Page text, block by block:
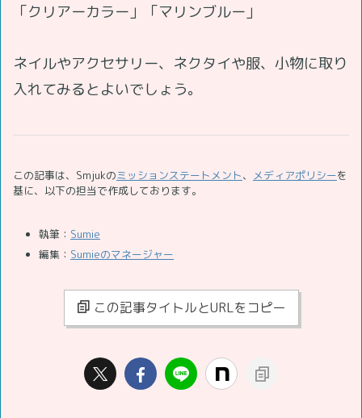
「クリアーカラー」「マリンブルー」
ネイルやアクセサリー、ネクタイや服、小物に取り
入れてみるとよいでしょう。
この記事は、Smjukのミッションステートメント、 メディアポリシーを
基に、以下の担当で作成しております。
執筆： Sumie
編集： Sumieのマネージャー
この記事タイトルとURLをコピー